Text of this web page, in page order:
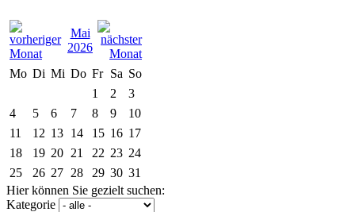
Mai
2026
Mo Di Mi Do Fr Sa So
1
2
3
4
5 6 7 8 9
10
11
12 13 14 15 16 17
18
19 20 21 22 23 24
25
26 27 28 29 30 31
Hier können Sie gezielt suchen:
Kategorie